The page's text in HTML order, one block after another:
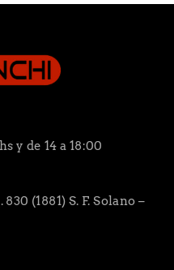
y de 14 a 18:00
(1881) S. F. Solano –